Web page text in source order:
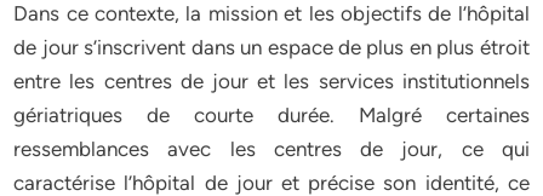
Dans ce contexte, la mission et les objectifs de l’hôpital
de jour s’inscrivent dans un espace de plus en plus étroit
entre les centres de jour et les services institutionnels
gériatriques de courte durée. Malgré certaines
ressemblances avec les centres de jour, ce qui
caractérise l’hôpital de jour et précise son identité, ce